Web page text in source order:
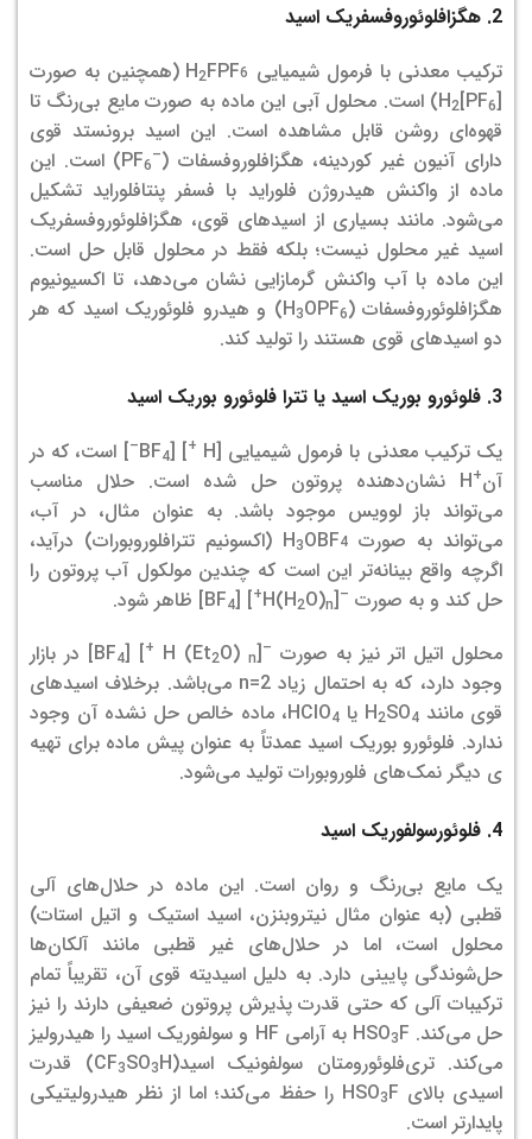
2. هگزافلوئوروفسفریک اسید
ترکیب معدنی با فرمول شیمیایی H
2FPF6
(همچنین به صورت
[H
2[PF6
) است. محلول آبی این ماده به صورت مایع بی‌رنگ تا
قهوه‌ای روشن قابل مشاهده است. این اسید برونستد قوی
دارای آنیون غیر کوردینه، هگزافلوروفسفات (–
PF6
) است. این
ماده از واکنش هیدروژن فلوراید با فسفر پنتافلوراید تشکیل
می‌شود.مانند بسیاری از اسیدهای قوی، هگزافلوئوروفسفریک
اسید غیر محلول نیست؛ بلکه فقط در محلول قابل حل است.
این ماده با آب واکنش گرمازایی نشان می‌دهد، تا اکسیونیوم
هگزافلوئوروفسفات (H
3OPF6
) و هیدرو فلوئوریک اسید که هر
دو اسیدهای قوی هستند را تولید کند.
3. فلوئورو بوریک اسید یا تترا فلوئورو بوریک اسید
یک ترکیب معدنی با فرمول شیمیایی [H
+
] [BF
4
–] است، که در
آن+
H نشان‌دهنده پروتون حل شده است. حلال مناسب
می‌تواند باز لوویس موجود باشد. به عنوان مثال، در آب،
می‌تواند به صورت H
3OBF4
(اکسونیم تترافلوروبورات) درآید،
اگرچه واقع بینانه‌تر این است که چندین مولکول آب پروتون را
حل کند و به صورت –
[H(H
2O)n
+
] [BF
4
] ظاهر شود.
محلول اتیل اتر نیز به صورت –
[H (Et
2O) n
+
] [BF
4
] در بازار
وجود دارد، که به احتمال زیاد n=2 می‌باشد. برخلاف اسیدهای
قوی مانند H
2SO4 یا HClO4
، ماده خالص حل نشده آن وجود
ندارد. فلوئورو بوریک اسید عمدتاً به عنوان پیش ماده برای تهیه­‌
ی دیگر نمک‌­های فلوروبورات تولید می­‌شود.
4. فلوئورسولفوریک اسید
یک مایع بی‌رنگ و روان است. این ماده در حلال‌های آلی
قطبی (به عنوان مثال نیتروبنزن، اسید استیک و اتیل استات)
محلول است، اما در حلال‌های غیر قطبی مانند آلکان‌ها
حل‌شوندگی پایینی دارد. به دلیل اسیدیته قوی آن، تقریباً تمام
ترکیبات آلی که حتی قدرت پذیرش پروتون ضعیفی دارند را نیز
حل می‌کند. HSO
3
F به آرامی HF و سولفوریک اسید را هیدرولیز
می‌کند. تری‌فلوئورومتان‌ سولفونیک اسید(CF
3SO3
H) قدرت
اسیدی بالای HSO
3
F را حفظ می‌کند؛ اما از نظر هیدرولیتیکی
پایدارتر است.